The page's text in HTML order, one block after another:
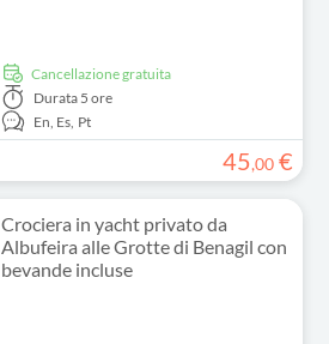
Cancellazione gratuita
Durata 5 ore
En, Es, Pt
45,00 €
Crociera in yacht privato da
Albufeira alle Grotte di Benagil con
bevande incluse